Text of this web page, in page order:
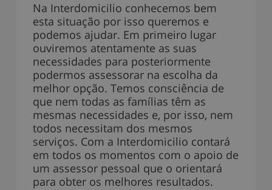
Na Interdomicilio conhecemos bem
esta situação por isso queremos e
podemos ajudar. Em primeiro lugar
ouviremos atentamente as suas
necessidades para posteriormente
podermos assessorar na escolha da
melhor opção. Temos consciência de
que nem todas as famílias têm as
mesmas necessidades e, por isso, nem
todos necessitam dos mesmos
serviços. Com a Interdomicilio contará
em todos os momentos com o apoio de
um assessor pessoal que o orientará
para obter os melhores resultados.